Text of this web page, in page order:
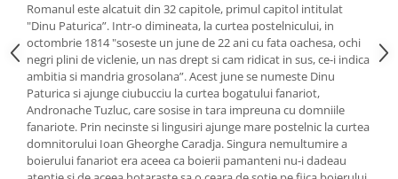
Romanul este alcatuit din 32 capitole, primul capitol intitulat
"Dinu Paturica”. Intr-o dimineata, la curtea postelnicului, in
octombrie 1814 "soseste un june de 22 ani cu fata oachesa, ochi
negri plini de viclenie, un nas drept si cam ridicat in sus, ce-i indica
ambitia si mandria grosolana”. Acest june se numeste Dinu
Paturica si ajunge ciubucciu la curtea bogatului fanariot,
Andronache Tuzluc, care sosise in tara impreuna cu domniile
fanariote. Prin necinste si lingusiri ajunge mare postelnic la curtea
domnitorului Ioan Gheorghe Caradja. Singura nemultumire a
boierului fanariot era aceea ca boierii pamanteni nu-i dadeau